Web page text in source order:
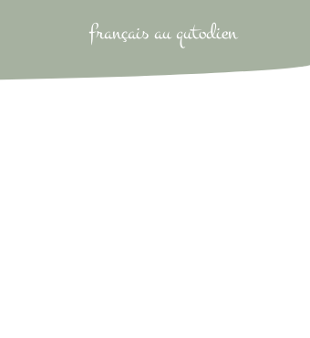
français au qutodien